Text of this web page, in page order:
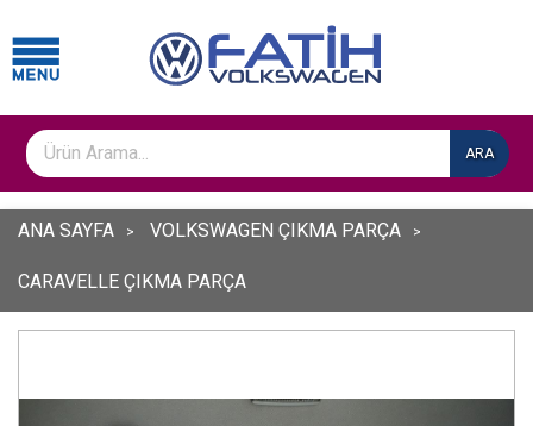
ARA
ANA SAYFA VOLKSWAGEN ÇIKMA PARÇA
CARAVELLE ÇIKMA PARÇA